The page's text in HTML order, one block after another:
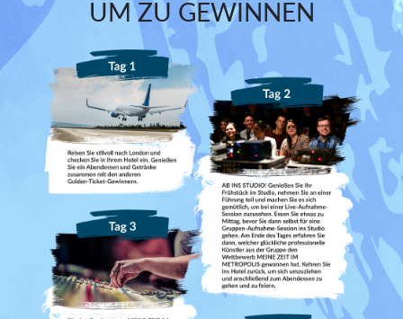
UM ZU GEWINNEN